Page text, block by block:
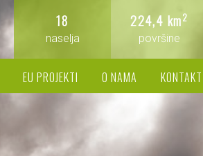
224,4 km2
površine
18
naselja
EU PROJEKTI O NAMA KONTAKT